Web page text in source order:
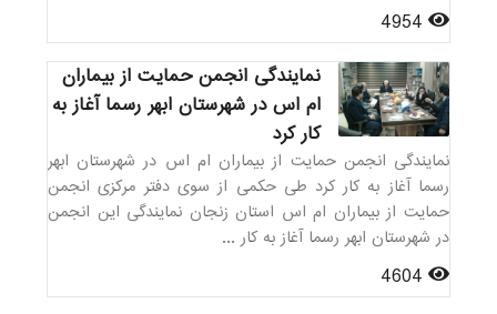
نمایندگی انجمن حمایت از بیماران
ام اس در شهرستان ابهر رسما آغاز به
کار کرد
نمایندگی انجمن حمایت از بیماران ام اس در شهرستان ابهر
رسما آغاز به کار کرد طی حکمی از سوی دفتر مرکزی انجمن
حمایت از بیماران ام اس استان زنجان نمایندگی این انجمن
در شهرستان ابهر رسما آغاز به کار ...